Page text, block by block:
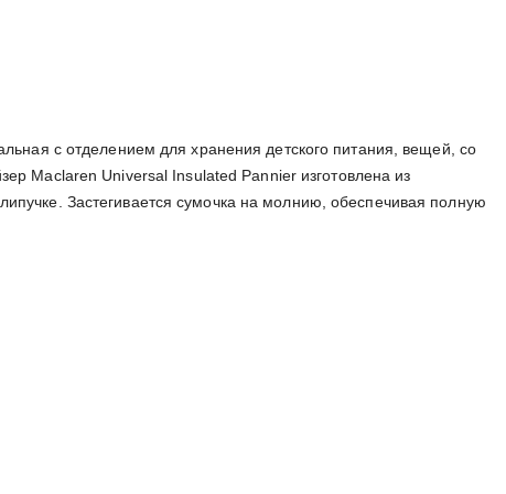
с отделением для хранения детского питания, вещей, со
Maclaren Universal Insulated Pannier изготовлена из
Застегивается сумочка на молнию, обеспечивая полную